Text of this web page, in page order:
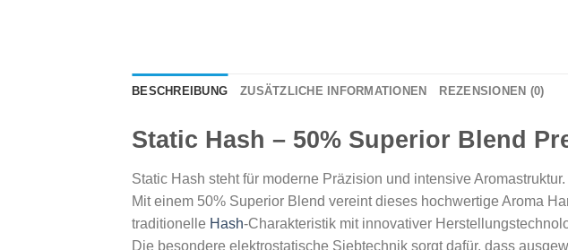
BESCHREIBUNG ZUSÄTZLICHE INFORMATIONEN REZENSIONEN (0)
Static Hash – 50% Superior Blend
Static Hash steht für moderne Präzision und intensive Aromastruktur.
Mit einem 50% Superior Blend vereint dieses hochwertige Aroma
traditionelle Hash-Charakteristik mit innovativer
Die besondere elektrostatische Siebtechnik sorgt dafür, dass